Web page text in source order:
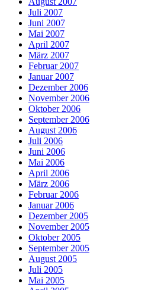
Juli 2007
Juni 2007
Mai 2007
April 2007
März 2007
Februar 2007
Januar 2007
Dezember 2006
November 2006
Oktober 2006
September 2006
August 2006
Juli 2006
Juni 2006
Mai 2006
April 2006
März 2006
Februar 2006
Januar 2006
Dezember 2005
November 2005
Oktober 2005
September 2005
August 2005
Juli 2005
Mai 2005